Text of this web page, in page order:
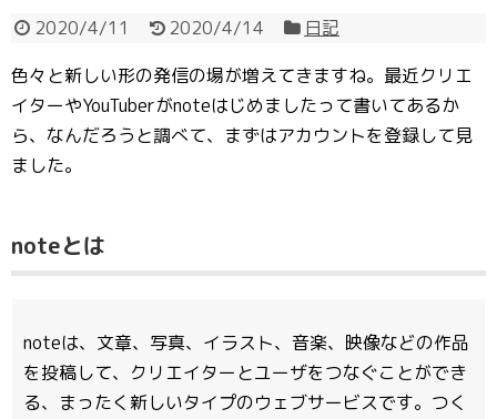
2020/4/11 2020/4/14
日記
色々と新しい形の発信の場が増えてきますね。最近クリエ
イターやYouTuberがnoteはじめましたって書いてあるか
ら、なんだろうと調べて、まずはアカウントを登録して見
ました。
noteとは
noteは、文章、写真、イラスト、音楽、映像などの作品
を投稿して、クリエイターとユーザをつなぐことができ
る、まったく新しいタイプのウェブサービスです。つく